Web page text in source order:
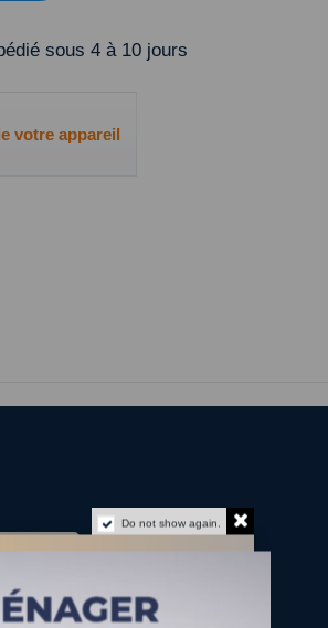
sous 4 à 10 jours
votre appareil
Do not show again.